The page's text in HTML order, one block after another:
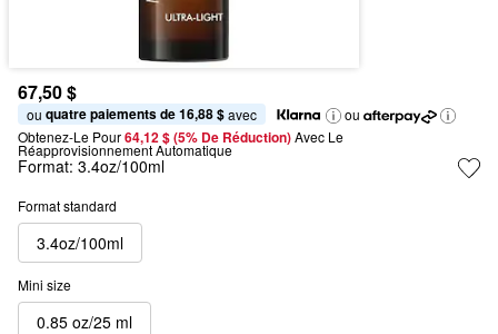
67,50 $
ou quatre paiements de 16,88 $ avec
ou
Obtenez-Le Pour64,12 $ (5% De Réduction) Avec Le
Réapprovisionnement Automatique
Format: 3.4oz/100ml
Format standard
3.4oz/100ml
Mini size
0.85 oz/25 ml